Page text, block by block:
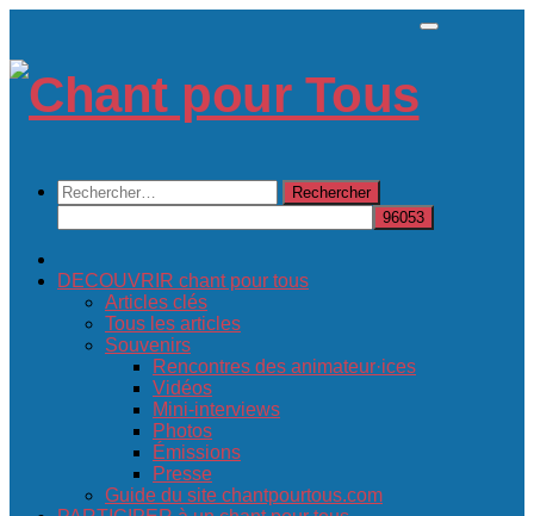
content
Rechercher :
DECOUVRIR chant pour tous
Articles clés
Tous les articles
Souvenirs
Rencontres des animateur·ices
Vidéos
Mini-interviews
Photos
Émissions
Presse
Guide du site chantpourtous.com